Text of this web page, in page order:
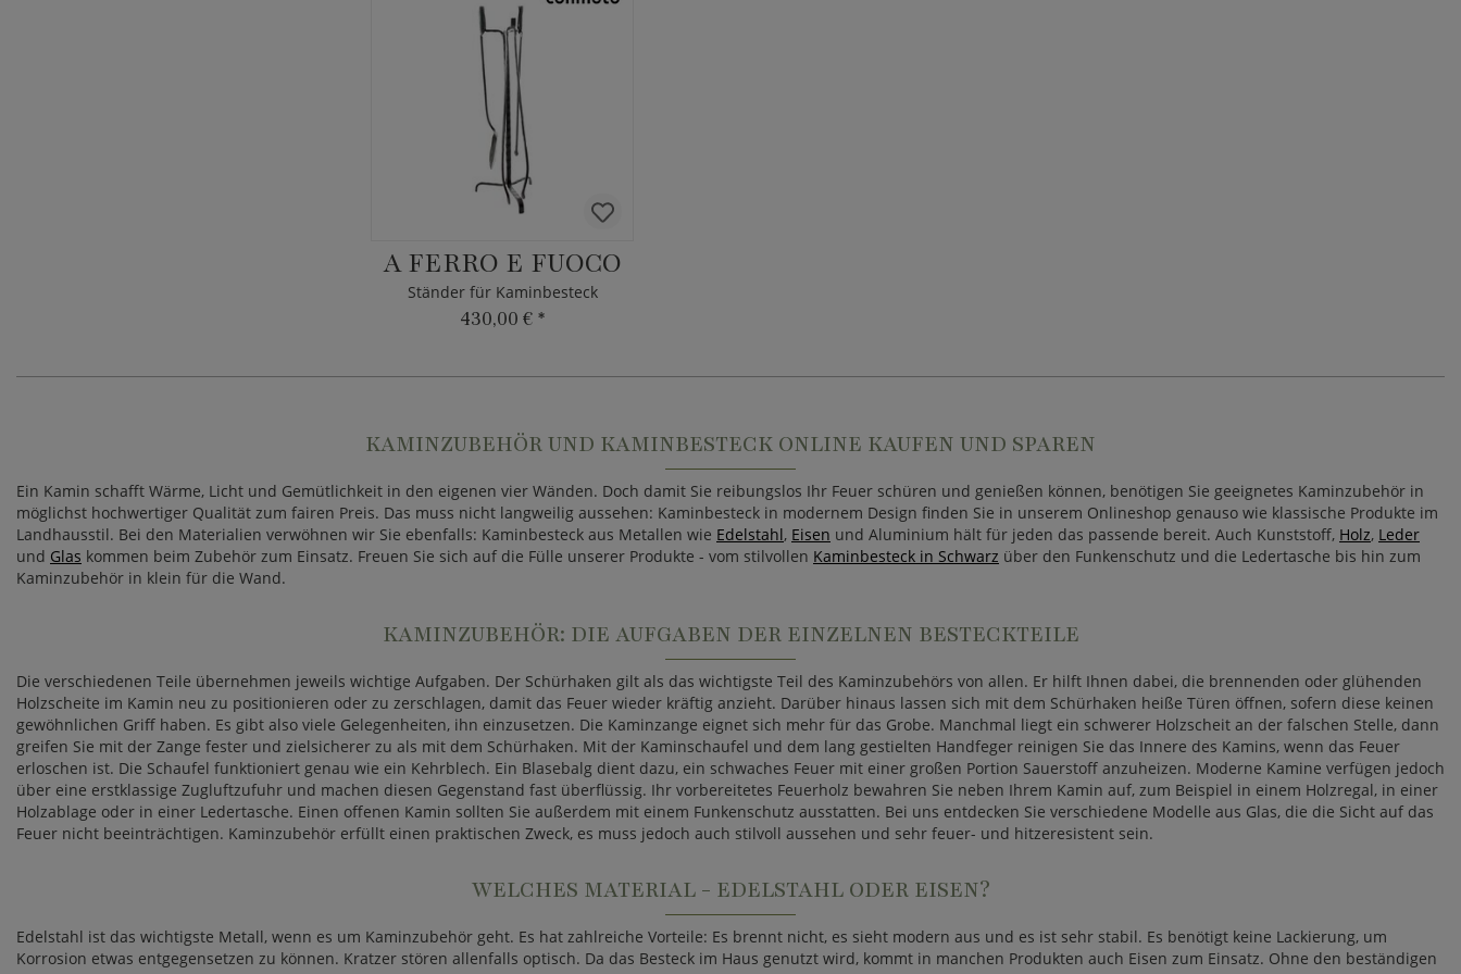
A FERRO E FUOCO
Ständer für Kaminbesteck
430,00 € *
KAMINZUBEHÖR UND KAMINBESTECK ONLINE KAUFEN UND SPAREN
Ein Kamin schafft Wärme, Licht und Gemütlichkeit in den eigenen vier Wänden. Doch damit Sie reibungslos Ihr Feuer schüren und genießen können, benötigen Sie geeignetes Kaminzubehör in
möglichst hochwertiger Qualität zum fairen Preis. Das muss nicht langweilig aussehen: Kaminbesteck in modernem Design finden Sie in unserem Onlineshop genauso wie klassische Produkte im
Landhausstil. Bei den Materialien verwöhnen wir Sie ebenfalls: Kaminbesteck aus Metallen wie Edelstahl, Eisen und Aluminium hält für jeden das passende bereit. Auch Kunststoff, Holz, Leder
und Glas kommen beim Zubehör zum Einsatz. Freuen Sie sich auf die Fülle unserer Produkte - vom stilvollen Kaminbesteck in Schwarz über den Funkenschutz und die Ledertasche bis hin zum
Kaminzubehör in klein für die Wand.
KAMINZUBEHÖR: DIE AUFGABEN DER EINZELNEN BESTECKTEILE
Die verschiedenen Teile übernehmen jeweils wichtige Aufgaben. Der Schürhaken gilt als das wichtigste Teil des Kaminzubehörs von allen. Er hilft Ihnen dabei, die brennenden oder glühenden
Holzscheite im Kamin neu zu positionieren oder zu zerschlagen, damit das Feuer wieder kräftig anzieht. Darüber hinaus lassen sich mit dem Schürhaken heiße Türen öffnen, sofern diese keinen
gewöhnlichen Griff haben. Es gibt also viele Gelegenheiten, ihn einzusetzen. Die Kaminzange eignet sich mehr für das Grobe. Manchmal liegt ein schwerer Holzscheit an der falschen Stelle, dann
greifen Sie mit der Zange fester und zielsicherer zu als mit dem Schürhaken. Mit der Kaminschaufel und dem lang gestielten Handfeger reinigen Sie das Innere des Kamins, wenn das Feuer
erloschen ist. Die Schaufel funktioniert genau wie ein Kehrblech. Ein Blasebalg dient dazu, ein schwaches Feuer mit einer großen Portion Sauerstoff anzuheizen. Moderne Kamine verfügen jedoch
über eine erstklassige Zugluftzufuhr und machen diesen Gegenstand fast überflüssig. Ihr vorbereitetes Feuerholz bewahren Sie neben Ihrem Kamin auf, zum Beispiel in einem Holzregal, in einer
Holzablage oder in einer Ledertasche. Einen offenen Kamin sollten Sie außerdem mit einem Funkenschutz ausstatten. Bei uns entdecken Sie verschiedene Modelle aus Glas, die die Sicht auf das
Feuer nicht beeinträchtigen. Kaminzubehör erfüllt einen praktischen Zweck, es muss jedoch auch stilvoll aussehen und sehr feuer- und hitzeresistent sein.
WELCHES MATERIAL - EDELSTAHL ODER EISEN?
Edelstahl ist das wichtigste Metall, wenn es um Kaminzubehör geht. Es hat zahlreiche Vorteile: Es brennt nicht, es sieht modern aus und es ist sehr stabil. Es benötigt keine Lackierung, um
Korrosion etwas entgegensetzen zu können. Kratzer stören allenfalls optisch. Da das Besteck im Haus genutzt wird, kommt in manchen Produkten auch Eisen zum Einsatz. Ohne den beständigen